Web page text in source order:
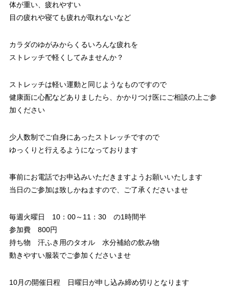
体が重い、疲れやすい
目の疲れや寝ても疲れが取れないなど
カラダのゆがみからくるいろんな疲れを
ストレッチで軽くしてみませんか？
ストレッチは軽い運動と同じようなものですので
健康面に心配などありましたら、かかりつけ医にご相談の上ご参
加ください
少人数制でご自身にあったストレッチですので
ゆっくりと行えるようになっております
事前にお電話でお申込みいただきますようお願いいたします
当日のご参加は致しかねますので、ご了承くださいませ
毎週火曜日 10：00～11：30 の1時間半
参加費 800円
持ち物 汗ふき用のタオル 水分補給の飲み物
動きやすい服装でご参加くださいませ
10月の開催日程 日曜日が申し込み締め切りとなります